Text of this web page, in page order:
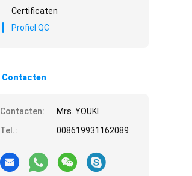
Certificaten
Profiel QC
Contacten
Contacten:
Mrs. YOUKI
Tel.:
008619931162089